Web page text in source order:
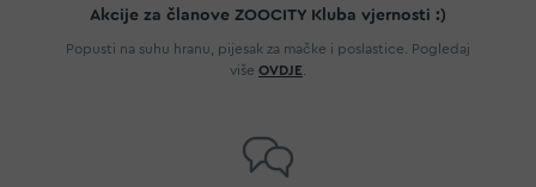
Akcije za članove ZOOCITY Kluba vjernosti :)
Popusti na suhu hranu, pijesak za mačke i poslastice. Pogledaj
više OVDJE